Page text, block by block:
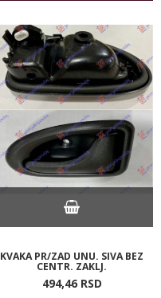
KVAKA PR/ZAD UNU. SIVA BEZ
CENTR. ZAKLJ.
494,46 RSD